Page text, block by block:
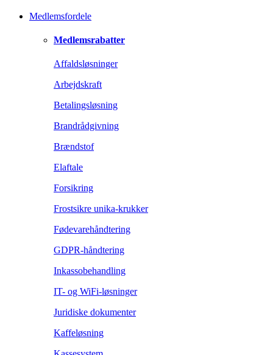
Medlemsfordele
Medlemsrabatter
Affaldsløsninger
Arbejdskraft
Betalingsløsning
Brandrådgivning
Brændstof
Elaftale
Forsikring
Frostsikre unika-krukker
Fødevarehåndtering
GDPR-håndtering
Inkassobehandling
IT- og WiFi-løsninger
Juridiske dokumenter
Kaffeløsning